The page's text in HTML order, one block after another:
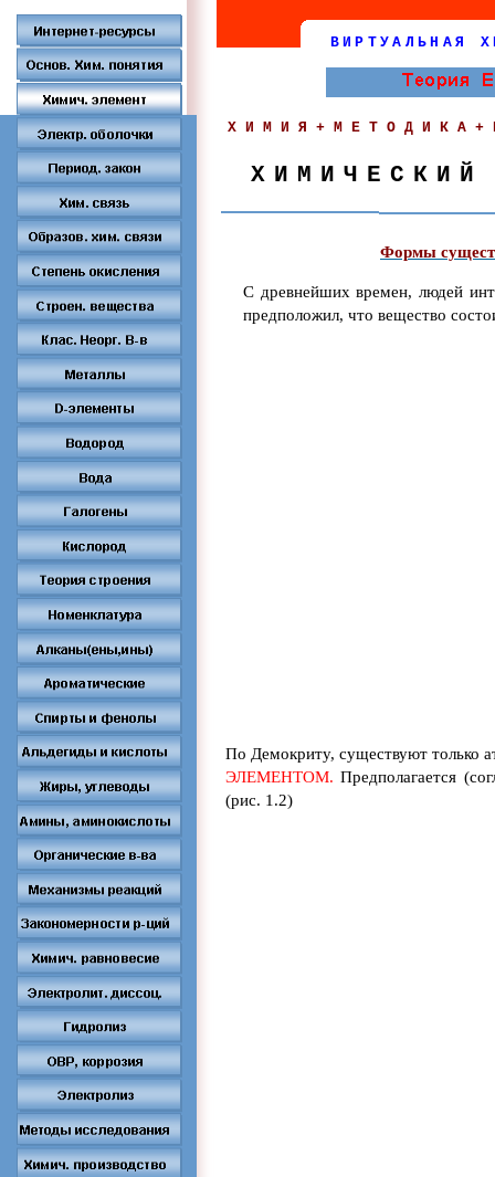
ВИРТУАЛЬНАЯ
ХИМИЧЕСКИЙ
Формы
С древнейших времен, людей
предположил, что вещество
По Демокриту, существуют только
ЭЛЕМЕНТОМ.Предполагается
(рис. 1.2)